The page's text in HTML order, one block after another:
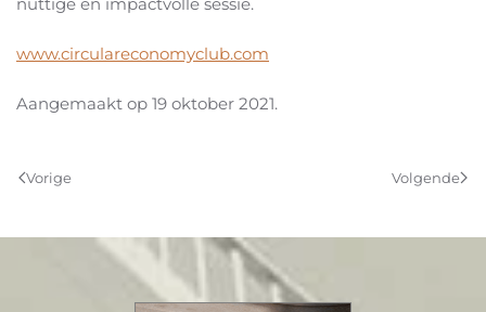
www.circulareconomyclub.com
Aangemaakt op 19 oktober 2021.
Vorige Volgende